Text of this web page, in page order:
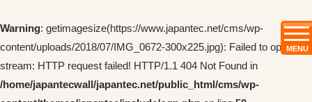
Warning: getimagesize(https://www.japantec.net/cms/wp-
content/uploads/2018/07/IMG_0672-300x225.jpg): Failed to open
stream: HTTP request failed! HTTP/1.1 404 Not Found in
/home/japantecwall/japantec.net/public_html/cms/wp-
MENU